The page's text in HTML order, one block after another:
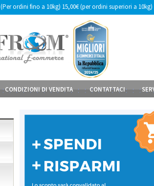
(Per ordini fino a 10kg) 15,00€ (per ordini superiori a 10kg)
CONDIZIONI DI VENDITA CONTATTACI